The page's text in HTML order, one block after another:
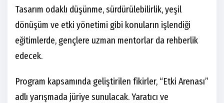
Tasarım odaklı düşünme, sürdürülebilirlik, yeşil
dönüşüm ve etki yönetimi gibi konuların işlendiği
eğitimlerde, gençlere uzman mentorlar da rehberlik
edecek.
Program kapsamında geliştirilen fikirler, “Etki Arenası”
adlı yarışmada jüriye sunulacak. Yaratıcı ve